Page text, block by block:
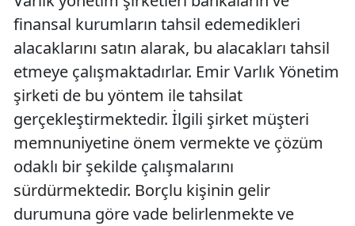
finansal kurumların tahsil edemedikleri
alacaklarını satın alarak, bu alacakları tahsil
etmeye çalışmaktadırlar. Emir Varlık Yönetim
şirketi de bu yöntem ile tahsilat
gerçekleştirmektedir. İlgili şirket müşteri
memnuniyetine önem vermekte ve çözüm
odaklı bir şekilde çalışmalarını
sürdürmektedir. Borçlu kişinin gelir
durumuna göre vade belirlenmekte ve